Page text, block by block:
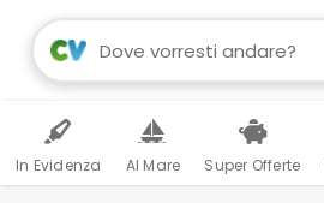
In Evidenza Al Mare Super Offerte